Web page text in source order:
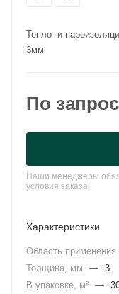
Тепло- и
3мм
По
Наши менеджеры
условия заказа
Характеристики
Область применения
Толщина, мм
— 3
В упаковке, м² —